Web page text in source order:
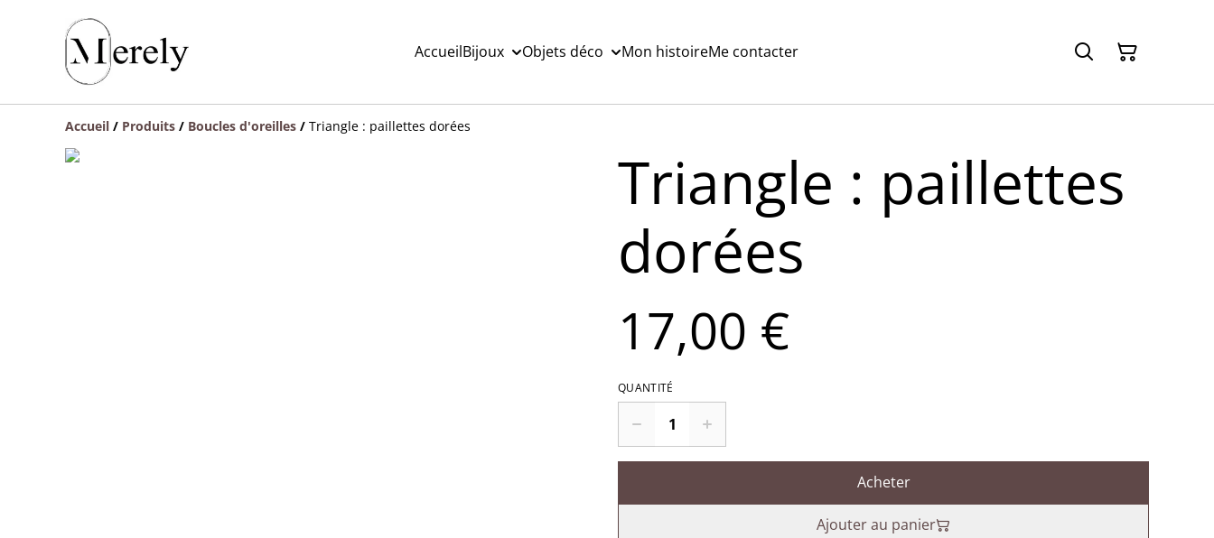
AccueilBijoux Objets déco Mon histoireMe contacter
Accueil / Produits / Boucles d'oreilles / Triangle : paillettes dorées
Triangle : paillettes
dorées
17,00 €
QUANTITÉ
Acheter
Ajouter au panier